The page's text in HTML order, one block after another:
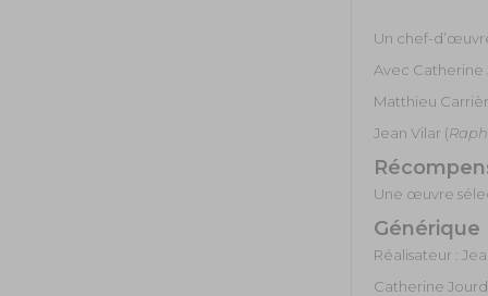
Un chef-
Avec Catherine
Matthieu
Jean Vilar (
Une œuvre
Générique
Réalisateur :
Catherine